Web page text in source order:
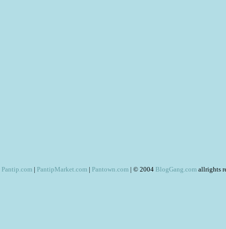
Pantip.com | PantipMarket.com | Pantown.com | © 2004 BlogGang.com allrights